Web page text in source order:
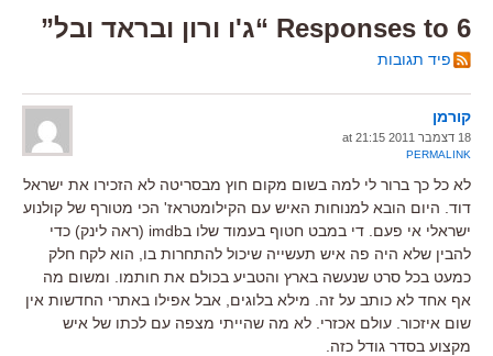
6 Responses to “ג'ו ורון ובראד ובל”
פיד תגובות
קורמן
18 דצמבר 2011 at 21:15
PERMALINK
לא כל כך ברור לי למה בשום מקום חוץ מבסריטה לא הזכירו את ישראל
דוד. היום הובא למנוחות האיש עם הקילומטראז' הכי מטורף של קולנוע
ישראלי אי פעם. די במבט חטוף בעמוד שלו בimdb (ראה לינק) כדי
להבין שלא היה פה איש תעשייה שיכול להתחרות בו, הוא לקח חלק
כמעט בכל סרט שנעשה בארץ והטביע בכולם את חותמו. ומשום מה
אף אחד לא כותב על זה. מילא בלוגים, אבל אפילו באתרי החדשות אין
שום איזכור. עולם אכזרי. לא מה שהייתי מצפה עם לכתו של איש
מקצוע בסדר גודל כזה.